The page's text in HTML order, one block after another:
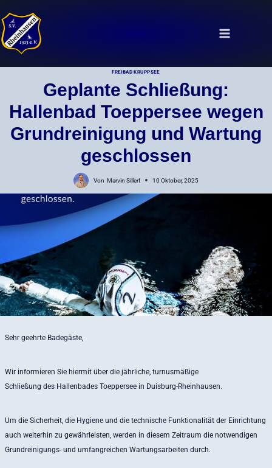
Inhalt
springen
FREIBAD KRUPPSEE
Geplante Schließung:
Hallenbad Toeppersee wegen
Grundreinigung und Wartung
geschlossen
Von Marvin Sillert 10 Oktober, 2025
Sehr geehrte Badegäste,
Wir informieren Sie hiermit über die jährliche, turnusmäßige
Schließung des Hallenbades Toeppersee in Duisburg-Rheinhausen.
Um die Sicherheit, die Hygiene und die technische Funktionalität der Einrichtung
auch weiterhin zu gewährleisten, werden in diesem Zeitraum die notwendigen
Grundreinigungs- und umfangreichen Wartungsarbeiten durch.